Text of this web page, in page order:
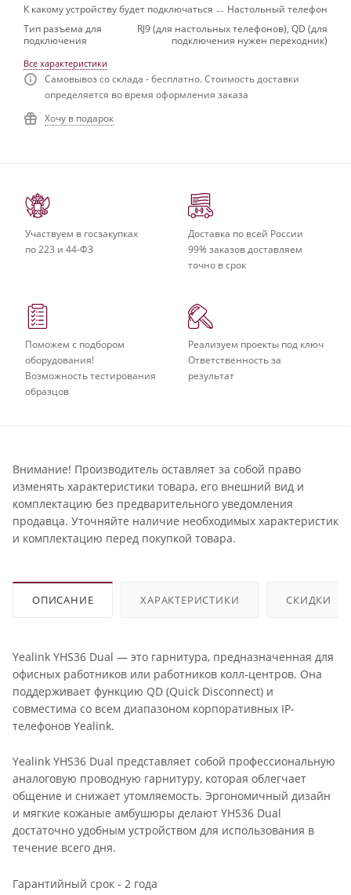
К какому устройству будет подключаться
Настольный телефон
Тип разъема для
подключения
RJ9 (для настольных телефонов), QD (для
подключения нужен переходник)
Все характеристики
Самовывоз со склада - бесплатно. Стоимость доставки
определяется во время оформления заказа
Хочу в подарок
Участвуем в госзакупках
по 223 и 44-ФЗ
Доставка по всей России
99% заказов доставляем
точно в срок
Поможем с подбором
оборудования!
Возможность тестирования
образцов
Реализуем проекты под ключ
Ответственность за
результат
Внимание! Производитель оставляет за собой право
изменять характеристики товара, его внешний вид и
комплектацию без предварительного уведомления
продавца. Уточняйте наличие необходимых характеристик
и комплектацию перед покупкой товара.
ОПИСАНИЕ ХАРАКТЕРИСТИКИ СКИДКИ
Yealink YHS36 Dual — это гарнитура, предназначенная для
офисных работников или работников колл-центров. Она
поддерживает функцию QD (Quick Disconnect) и
совместима со всем диапазоном корпоративных IP-
телефонов Yealink.
Yealink YHS36 Dual представляет собой профессиональную
аналоговую проводную гарнитуру, которая облегчает
общение и снижает утомляемость. Эргономичный дизайн
и мягкие кожаные амбушюры делают YHS36 Dual
достаточно удобным устройством для использования в
течение всего дня.
Гарантийный срок - 2 года